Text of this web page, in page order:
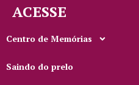
ACESSE
Centro de Memórias
Saindo do prelo